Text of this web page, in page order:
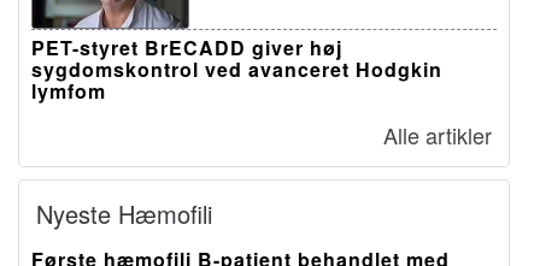
PET-styret BrECADD giver høj
sygdomskontrol ved avanceret Hodgkin
lymfom
Alle artikler
Nyeste Hæmofili
Første hæmofili B-patient behandlet med